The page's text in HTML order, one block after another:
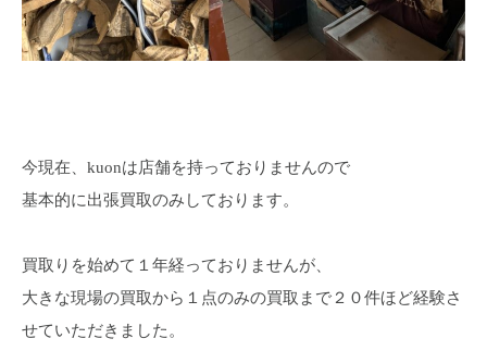
今現在、kuonは店舗を持っておりませんので
基本的に出張買取のみしております。
買取りを始めて１年経っておりませんが、
大きな現場の買取から１点のみの買取まで２０件ほど経験さ
せていただきました。